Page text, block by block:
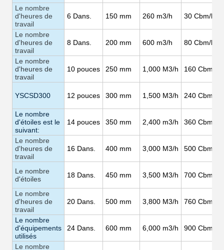
Le nombre
d'heures de
travail
6 Dans. 150 mm 260 m3/h 30 Cbm/h
Le nombre
d'heures de
travail
8 Dans. 200 mm 600 m3/h 80 Cbm/h
Le nombre
d'heures de
travail
10 pouces 250 mm 1,000 M3/h 160 Cbm/h
YSCSD300 12 pouces 300 mm 1,500 M3/h 240 Cbm/h
Le nombre
d'étoiles est le
suivant:
14 pouces 350 mm 2,400 m3/h 360 Cbm/h
Le nombre
d'heures de
travail
16 Dans. 400 mm 3,000 M3/h 500 Cbm/h
Le nombre
d'étoiles
18 Dans. 450 mm 3,500 M3/h 700 Cbm/h
Le nombre
d'heures de
travail
20 Dans. 500 mm 3,800 M3/h 760 Cbm/h
Le nombre
d'équipements
utilisés
24 Dans. 600 mm 6,000 m3/h 900 Cbm/h
Le nombre